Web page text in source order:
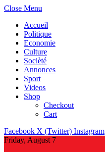
Close Menu
Accueil
Politique
Economie
Culture
Socièté
Annonces
Sport
Videos
Shop
Checkout
Cart
Facebook X (Twitter) Instagram
Friday, August 7